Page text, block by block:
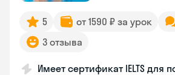
5 от 1590 ₽ за урок
3 отзыва
Имеет сертификат IELTS для